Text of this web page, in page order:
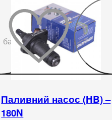
До
бажаного
Паливний насос (HB) –
180N